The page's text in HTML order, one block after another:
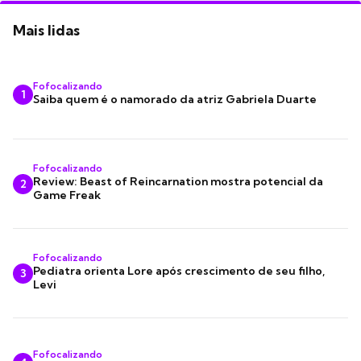
Mais lidas
1
Fofocalizando
Saiba quem é o namorado da atriz Gabriela Duarte
2
Fofocalizando
Review: Beast of Reincarnation mostra potencial da
Game Freak
3
Fofocalizando
Pediatra orienta Lore após crescimento de seu filho,
Levi
Fofocalizando